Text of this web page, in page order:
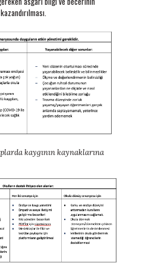
kaygının kaynaklarına